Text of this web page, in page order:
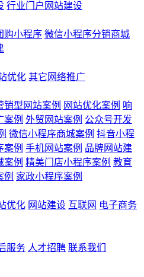
行业门户网站建设
购小程序 微信小程序分销商城
优化 其它网络推广
销型网站案例 网站优化案例 响
案例 外贸网站案例 公众号开发
微信小程序商城案例 抖音小程
案例 手机网站案例 品牌网站建
案例 精美门店小程序案例 教育
例 家政小程序案例
优化 网站建设 互联网 电子商务
服务 人才招聘 联系我们